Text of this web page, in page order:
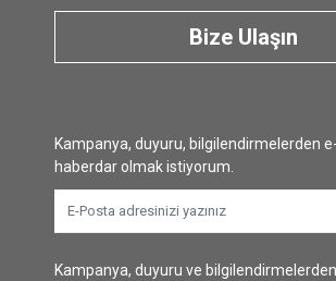
Bize Ulaşın
Kampanya, duyuru, bilgilendirmelerden
haberdar olmak istiyorum.
Kampanya, duyuru ve